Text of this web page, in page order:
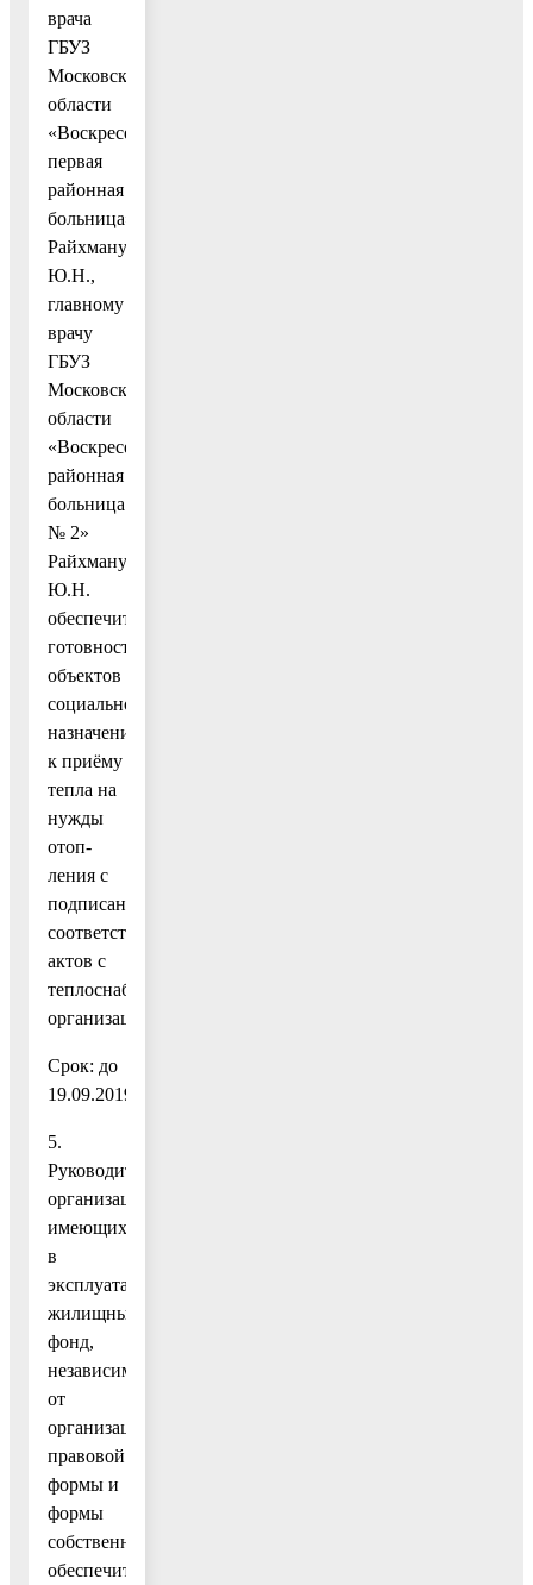
врача
ГБУЗ
Московской
области
«Воскресенская
первая
районная
больница»
Райхману
Ю.Н.,
главному
врачу
ГБУЗ
Московской
области
«Воскресенская
районная
больница
№ 2»
Райхману
Ю.Н.
обеспечить
готовность
объектов
социального
назначения
к приёму
тепла на
нужды
отоп-
ления с
подписанием
соответствующих
актов с
теплоснабжающими
организациями.
Срок: до
19.09.2019.
5.
Руководителям
организаций,
имеющих
в
эксплуатации
жилищный
фонд,
независимо
от
организационно-
правовой
формы и
формы
собственности,
обеспечить